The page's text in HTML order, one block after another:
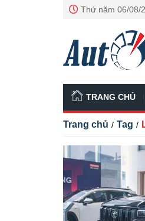
Thứ năm 06/08/
TRANG CHỦ
Trang chủ / Tag /